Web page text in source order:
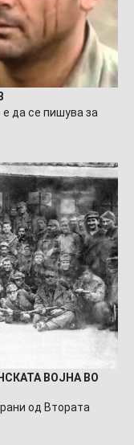
да се пишува за
ВОЈНА ВО
од Втората